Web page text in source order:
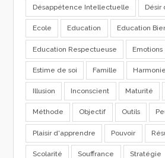
Désappétence Intellectuelle Désir
Ecole Education Education
Education Respectueuse Emotions
Estime de soi Famille
Illusion Inconscient Maturité
Méthode Objectif Outils
Plaisir d'apprendre Pouvoir
Scolarité Souffrance Stratégie